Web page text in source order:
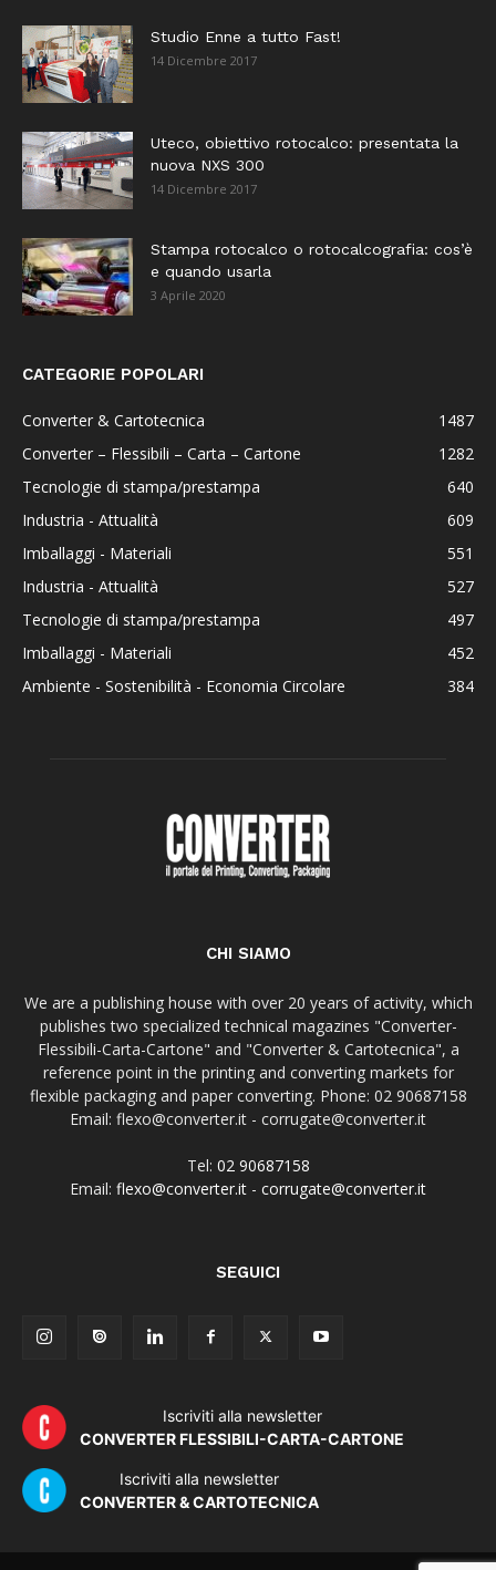
Studio Enne a tutto Fast!
14 Dicembre 2017
Uteco, obiettivo rotocalco: presentata la
nuova NXS 300
14 Dicembre 2017
Stampa rotocalco o rotocalcografia: cos’è
e quando usarla
3 Aprile 2020
CATEGORIE POPOLARI
Converter & Cartotecnica
1487
Converter – Flessibili – Carta – Cartone
1282
Tecnologie di stampa/prestampa
640
Industria - Attualità
609
Imballaggi - Materiali
551
Industria - Attualità
527
Tecnologie di stampa/prestampa
497
Imballaggi - Materiali
452
Ambiente - Sostenibilità - Economia Circolare
384
CHI SIAMO
We are a publishing house with over 20 years of activity, which
publishes two specialized technical magazines "Converter-
Flessibili-Carta-Cartone" and "Converter & Cartotecnica", a
reference point in the printing and converting markets for
flexible packaging and paper converting. Phone: 02 90687158
Email: flexo@converter.it - corrugate@converter.it
Tel: 02 90687158
Email: flexo@converter.it - corrugate@converter.it
SEGUICI
Iscriviti alla newsletter
CONVERTER FLESSIBILI-CARTA-CARTONE
Iscriviti alla newsletter
CONVERTER & CARTOTECNICA